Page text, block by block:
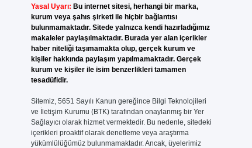
Yasal Uyarı: Bu internet sitesi, herhangi bir marka,
kurum veya şahıs şirketi ile hiçbir bağlantısı
bulunmamaktadır. Sitede yalnızca kendi hazırladığımız
makaleler paylaşılmaktadır. Burada yer alan içerikler
haber niteliği taşımamakta olup, gerçek kurum ve
kişiler hakkında paylaşım yapılmamaktadır. Gerçek
kurum ve kişiler ile isim benzerlikleri tamamen
tesadüfidir.
Sitemiz, 5651 Sayılı Kanun gereğince Bilgi Teknolojileri
ve İletişim Kurumu (BTK) tarafından onaylanmış bir Yer
Sağlayıcı olarak hizmet vermektedir. Bu nedenle, sitedeki
içerikleri proaktif olarak denetleme veya araştırma
yükümlülüğümüz bulunmamaktadır. Ancak, üyelerimiz